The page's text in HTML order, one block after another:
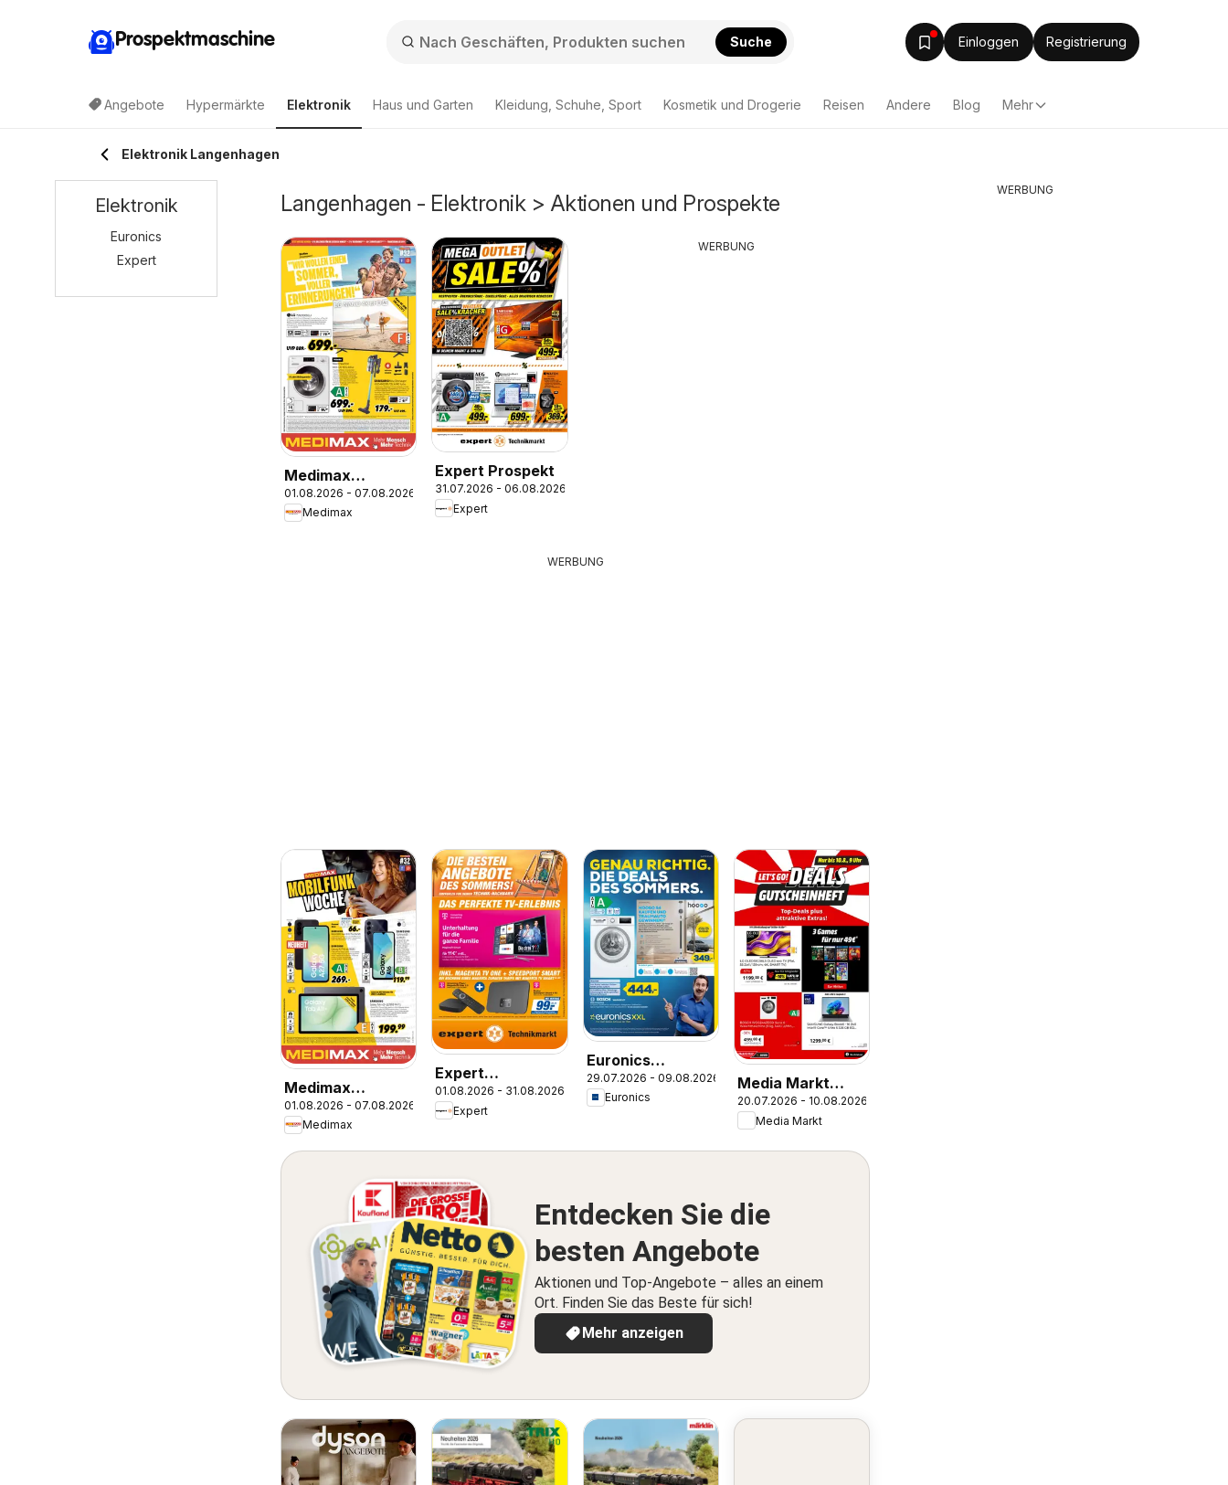
Prospektmaschine Suche Einloggen Registrierung
Angebote Hypermärkte Elektronik Haus und Garten Kleidung, Schuhe, Sport Kosmetik und Drogerie Reisen Andere Blog Mehr
Elektronik Langenhagen
Langenhagen - Elektronik > Aktionen und Prospekte
Medimax
Prospekt
01.08.2026 - 07.08.2026
Medimax
Expert Prospekt
31.07.2026 - 06.08.2026
Expert
WERBUNG
WERBUNG
Medimax
Mobilfunk Woche
01.08.2026 - 07.08.2026
Medimax
Expert
Smarthphone
Highlights im
01.08.2026 - 31.08.2026
Expert
Euronics
Prospekt
29.07.2026 - 09.08.2026
Euronics
Media Markt
Prospekt
20.07.2026 - 10.08.2026
Media Markt
Entdecken Sie die
besten Angebote
Aktionen und Top-Angebote – alles an einem
Ort. Finden Sie das Beste für sich!
Mehr anzeigen
Elektronik
Euronics
Expert
WERBUNG